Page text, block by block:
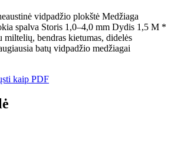
vidpadžio plokštė Medžiaga
spalva Storis 1,0–4,0 mm Dydis 1,5 M *
miltelių, bendras kietumas, didelės
batų vidpadžio medžiagai
kaip PDF